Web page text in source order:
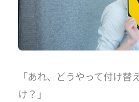
「あれ、どうやって付け替
け？」